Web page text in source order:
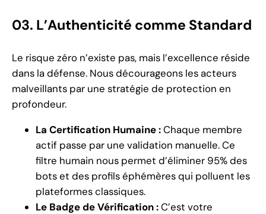
03. L’Authenticité comme Standard
Le risque zéro n’existe pas, mais l’excellence réside
dans la défense. Nous décourageons les acteurs
malveillants par une stratégie de protection en
profondeur.
La Certification Humaine :Chaque membre
actif passe par une validation manuelle. Ce
filtre humain nous permet d’éliminer 95% des
bots et des profils éphémères qui polluent les
plateformes classiques.
Le Badge de Vérification :C’est votre